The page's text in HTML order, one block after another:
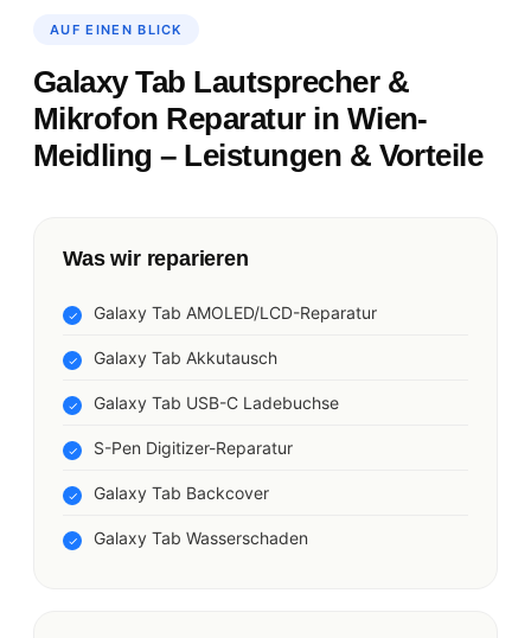
AUF EINEN BLICK
Galaxy Tab Lautsprecher &
Mikrofon Reparatur in Wien-
Meidling – Leistungen & Vorteile
Was wir reparieren
Galaxy Tab AMOLED/LCD-Reparatur
Galaxy Tab Akkutausch
Galaxy Tab USB-C Ladebuchse
S-Pen Digitizer-Reparatur
Galaxy Tab Backcover
Galaxy Tab Wasserschaden